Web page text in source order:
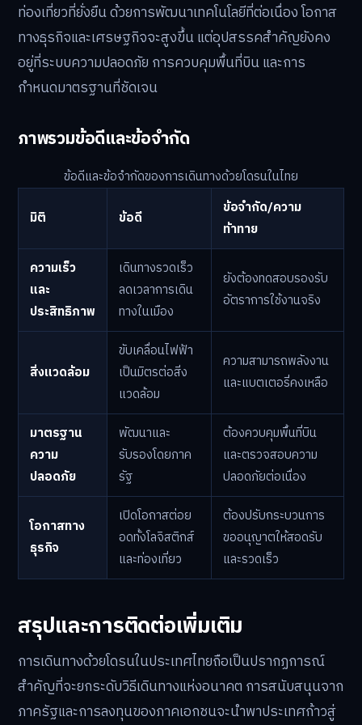
ท่องเที่ยวที่ยั่งยืน ด้วยการพัฒนาเทคโนโลยีที่ต่อเนื่อง โอกาส
ทางธุรกิจและเศรษฐกิจจะสูงขึ้น แต่อุปสรรคสำคัญยังคง
อยู่ที่ระบบความปลอดภัย การควบคุมพื้นที่บิน และการ
กำหนดมาตรฐานที่ชัดเจน
ภาพรวมข้อดีและข้อจำกัด
ข้อดีและข้อจำกัดของการเดินทางด้วยโดรนในไทย
มิติ ข้อดี
ข้อจำกัด/ความ
ท้าทาย
ความเร็ว
และ
ประสิทธิภาพ
เดินทางรวดเร็ว
ลดเวลาการเดิน
ทางในเมือง
ยังต้องทดสอบรองรับ
อัตราการใช้งานจริง
สิ่งแวดล้อม
ขับเคลื่อนไฟฟ้า
เป็นมิตรต่อสิ่ง
แวดล้อม
ความสามารถพลังงาน
และแบตเตอรี่คงเหลือ
มาตรฐาน
ความ
ปลอดภัย
พัฒนาและ
รับรองโดยภาค
รัฐ
ต้องควบคุมพื้นที่บิน
และตรวจสอบความ
ปลอดภัยต่อเนื่อง
โอกาสทาง
ธุรกิจ
เปิดโอกาสต่อย
อดทั้งโลจิสติกส์
และท่องเที่ยว
ต้องปรับกระบวนการ
ขออนุญาตให้สอดรับ
และรวดเร็ว
สรุปและการติดต่อเพิ่มเติม
การเดินทางด้วยโดรนในประเทศไทยถือเป็นปรากฏการณ์
สำคัญที่จะยกระดับวิธีเดินทางแห่งอนาคต การสนับสนุนจาก
ภาครัฐและการลงทุนของภาคเอกชนจะนำพาประเทศก้าวสู่